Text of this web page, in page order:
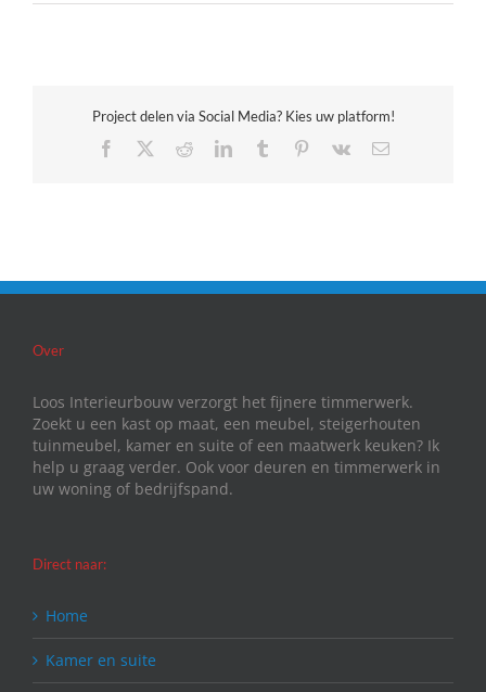
Project delen via Social Media? Kies uw platform!
Facebook
RedditLinkedInTumblr Pinterest
Vk
E-
Over
Loos Interieurbouw verzorgt het fijnere timmerwerk.
Zoekt u een kast op maat, een meubel, steigerhouten
tuinmeubel, kamer en suite of een maatwerk keuken? Ik
help u graag verder. Ook voor deuren en timmerwerk in
uw woning of bedrijfspand.
Direct naar:
Home
Kamer en suite